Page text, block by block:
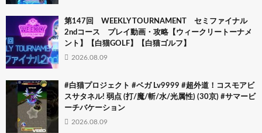
第147回 WEEKLY TOURNAMENT セミファイナル
2ndコース プレイ動画・攻略【ウィークリートーナメ
ント】【白猫GOLF】【白猫ゴルフ】
2026.08.09
#白猫プロジェクト #ベガ Lv9999 #超外道！コスモアビ
スサタネル! 弱点 (打/魔/斬/水/光属性) (30京) #サマービ
ーチバケーション
2026.08.09